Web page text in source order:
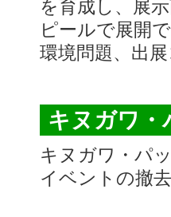
を育成し、展
ピールで展開
環境問題、出
キヌガワ・
キヌガワ・パ
イベントの撤